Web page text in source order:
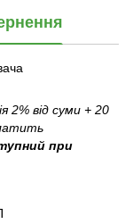
2% від суми + 20
при